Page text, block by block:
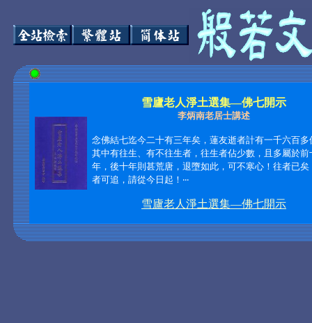
雪廬老人淨土選集—佛七開示
李炳南老居士講述
念佛結七迄今二十有三年矣，蓮友逝者計有一千六百多
其中有往生、有不往生者，往生者佔少數，且多屬於前
年，後十年則甚荒唐，退墮如此，可不寒心！往者已矣
者可追，請從今日起！ ‧‧‧
雪廬老人淨土選集—佛七開示